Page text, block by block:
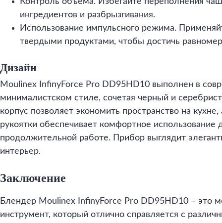
ингредиентов и разбрызгивания.
Использование импульсного режима.
твердыми продуктами, чтобы достичь
Дизайн
Moulinex InfinyForce Pro DD95HD10 выполнен в
минималистском стиле, сочетая черный и
корпус позволяет экономить пространство на
рукоятки обеспечивает комфортное использование
продолжительной работе. Прибор выглядит
интерьер.
Заключение
Блендер Moulinex InfinyForce Pro DD95HD10 – это
инструмент, который отлично справляется с